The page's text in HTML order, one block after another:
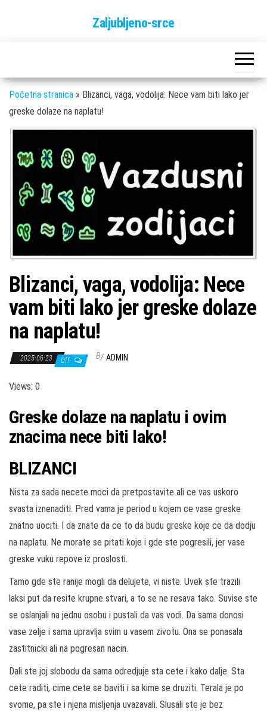
Zaljubljeno-srce
Početna stranica » Blizanci, vaga, vodolija: Nece vam biti lako jer
greske dolaze na naplatu!
Blizanci, vaga, vodolija: Nece
vam biti lako jer greske dolaze
na naplatu!
2025-06-23 Off By ADMIN
Views: 0
Greske dolaze na naplatu i ovim
znacima nece biti lako!
BLIZANCI
Nista za sada necete moci da pretpostavite ali ce vas uskoro
svasta iznenaditi. Pred vama je period u kojem ce vase greske
znatno uociti. I da znate da ce to da budu greske koje ce da dodju
na naplatu. Ne morate se pitati koje i gde ste pogresili, jer vase
greske vuku repove iz proslosti.
Tamo gde ste ranije mogli da delujete, vi niste. Uvek ste trazili
laksi put da resite krupne stvari, a to se ne resava tako. Suvise ste
se oslanjali na jednu osobu i pustali da vas vodi. Da sama donosi
vase zelje i sama upravlja svim u vasem zivotu. Ona se ponasala
zastitnicki ali na pogresan nacin.
Dali ste joj slobodu da sama odredjuje sta cete i kako dalje. Sta
cete raditi, cime cete se baviti i sa kime se druziti. Terala je po
svome, pa ste i njena misljenja uvazavali. Slusali ste je bez